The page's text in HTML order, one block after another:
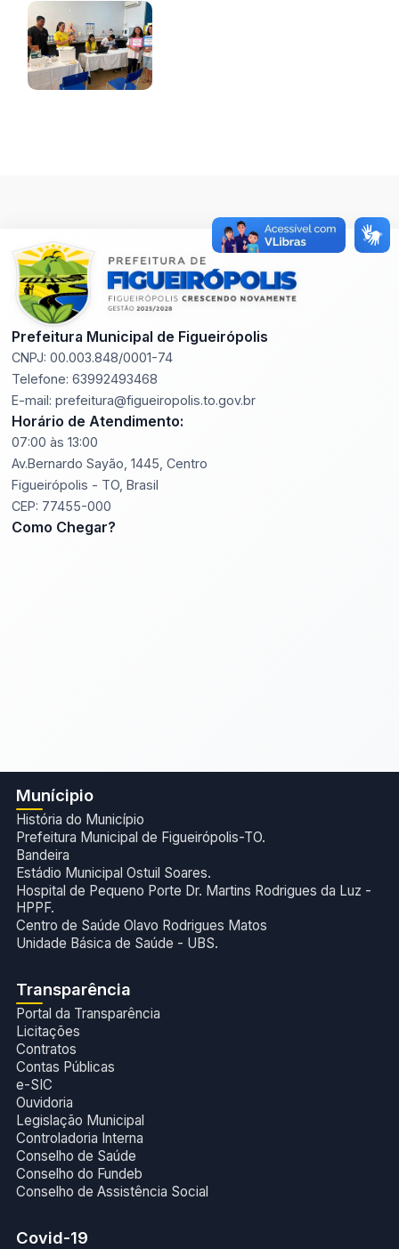
Prefeitura Municipal de Figueirópolis
CNPJ: 00.003.848/0001-74
Telefone: 63992493468
E-mail: prefeitura@figueiropolis.to.gov.br
Horário de Atendimento:
07:00 às 13:00
Av.Bernardo Sayão, 1445, Centro
Figueirópolis - TO, Brasil
CEP: 77455-000
Como Chegar?
Munícipio
História do Município
Prefeitura Municipal de Figueirópolis-TO.
Bandeira
Estádio Municipal Ostuil Soares.
Hospital de Pequeno Porte Dr. Martins Rodrigues da Luz -
HPPF.
Centro de Saúde Olavo Rodrigues Matos
Unidade Básica de Saúde - UBS.
Transparência
Portal da Transparência
Licitações
Contratos
Contas Públicas
e-SIC
Ouvidoria
Legislação Municipal
Controladoria Interna
Conselho de Saúde
Conselho do Fundeb
Conselho de Assistência Social
Covid-19